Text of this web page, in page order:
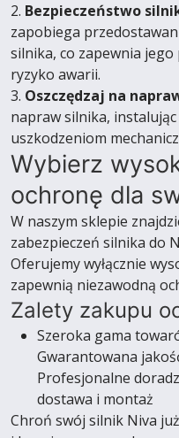
2. Bezpieczeństwo
zapobiega
silnika, co zapewnia jego
ryzyko awarii.
3. Oszczędzaj na
napraw silnika,
uszkodzeniom
Wybierz
ochronę dla
W naszym sklepie
zabezpieczeń silnika do
Oferujemy wyłącznie
zapewnią niezawodną
Zalety zakupu
Szeroka gama
Gwarantowana
Profesjonalne
dostawa i montaż
Chroń swój silnik Niva